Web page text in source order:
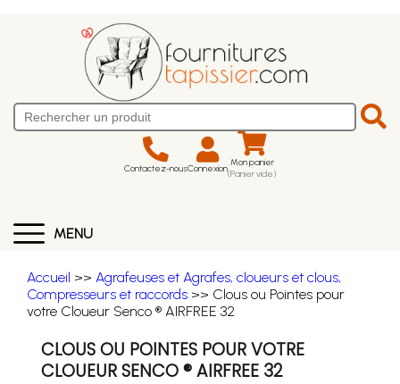
Contactez-nousConnexion Mon panier
(Panier vide)
MENU
Accueil >> Agrafeuses et Agrafes, cloueurs et clous,
Compresseurs et raccords >> Clous ou Pointes pour
votre Cloueur Senco ® AIRFREE 32
CLOUS OU POINTES POUR VOTRE
CLOUEUR SENCO ® AIRFREE 32